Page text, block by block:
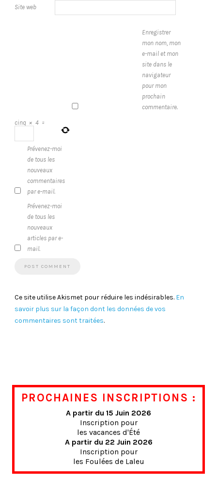
Site web
Enregistrer
mon nom, mon
e-mail et mon
site dans le
navigateur
pour mon
prochain
commentaire.
cinq × 4 =
Prévenez-moi
de tous les
nouveaux
commentaires
par e-mail.
Prévenez-moi
de tous les
nouveaux
articles par e-
mail.
Ce site utilise Akismet pour réduire les indésirables. En
savoir plus sur la façon dont les données de vos
commentaires sont traitées.
PROCHAINES INSCRIPTIONS :
A partir du 15 Juin 2026
Inscription pour
les vacances d'Été
A partir du 22 Juin 2026
Inscription pour
les Foulées de Laleu